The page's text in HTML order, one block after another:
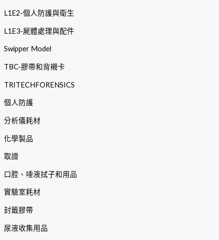
L1E2-個人防護與衛生
L1E3-屍體處理與配件
Swipper Model
TBC-膠帶和背襯卡
TRITECHFORENSICS
個人防護
分析儀耗材
化學製品
取證
口腔、唾液拭子和用品
實驗室耗材
封籤膠帶
尿液收集用品